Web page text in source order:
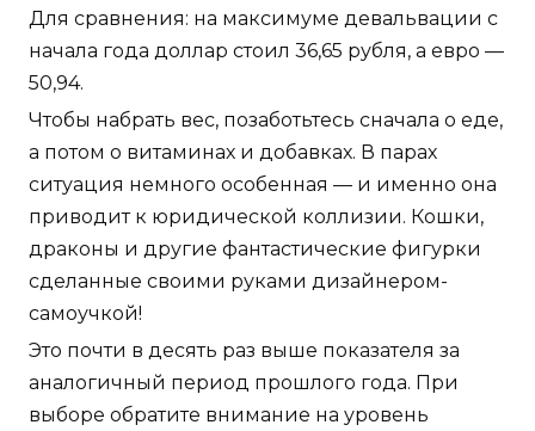
Для сравнения: на максимуме девальвации с
начала года доллар стоил 36,65 рубля, а евро —
50,94.
Чтобы набрать вес, позаботьтесь сначала о еде,
а потом о витаминах и добавках. В парах
ситуация немного особенная — и именно она
приводит к юридической коллизии. Кошки,
драконы и другие фантастические фигурки
сделанные своими руками дизайнером-
самоучкой!
Это почти в десять раз выше показателя за
аналогичный период прошлого года. При
выборе обратите внимание на уровень